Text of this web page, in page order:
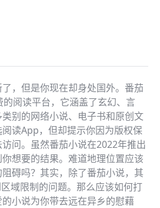
，但是你现在却身处国外。番茄
阅读平台，它涵盖了玄幻、言
别的网络小说、电子书和原创文
读App，但却提示你因为版权保
问。虽然番茄小说在2022年推出
想要的结果。难道地理位置应该
碍吗？其实，除了番茄小说，其
域限制的问题。那么应该如何打
小说为你带去远在异乡的慰藉